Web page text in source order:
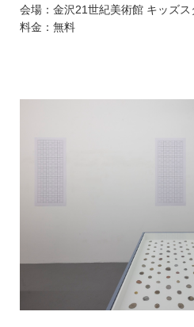
会場：金沢21世紀美術館 キッズス
料金：無料